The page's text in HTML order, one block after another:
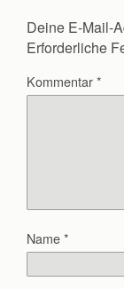
Deine E-Mail-
Erforderliche
Kommentar*
Name*